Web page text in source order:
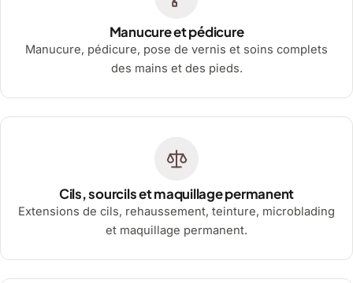
Manucure et pédicure
Manucure, pédicure, pose de vernis et soins complets
des mains et des pieds.
Cils, sourcils et maquillage permanent
Extensions de cils, rehaussement, teinture, microblading
et maquillage permanent.